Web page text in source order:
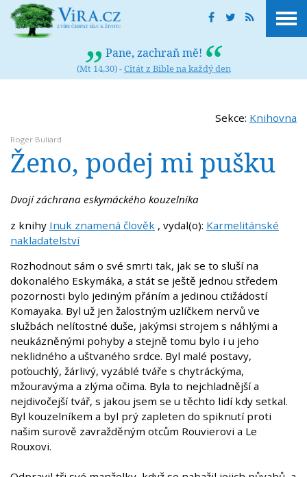
Pane, zachraň mě!
(Mt 14,30) -Citát z Bible na každý den
Sekce: Knihovna
Roger Buliard
Ženo, podej mi pušku
Dvojí záchrana eskymáckého kouzelníka
z knihy Inuk znamená člověk , vydal(o): Karmelitánské
nakladatelství
Rozhodnout sám o své smrti tak, jak se to sluší na
dokonalého Eskymáka, a stát se ještě jednou středem
pozornosti bylo jediným přáním a jedinou ctižádostí
Komayaka. Byl už jen žalostným uzlíčkem nervů ve
službách nelítostné duše, jakýmsi strojem s náhlými a
neukázněnými pohyby a stejně tomu bylo i u jeho
neklidného a uštvaného srdce. Byl malé postavy,
poťouchlý, žárlivý, vyzáblé tváře s chytráckýma,
mžouravýma a zlýma očima. Byla to nejchladnější a
nejdivočejší tvář, s jakou jsem se u těchto lidí kdy setkal.
Byl kouzelníkem a byl prý zapleten do spiknutí proti
našim surově zavražděným otcům Rouvierovi a Le
Rouxovi.